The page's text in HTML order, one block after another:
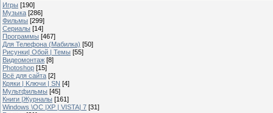
Игры [190]
Музыка [286]
Фильмы [299]
Сериалы [14]
Программы [467]
Для Телефона (Мабилка) [50]
Рисунки| Обой | Темы [55]
Видеомонтаж [8]
Photoshop [15]
Всё для сайта [2]
Кряки | Kлючи | SN [4]
Мультфильмы [45]
Книги |Журналы [161]
Windows \OC |XP | VISTA| 7 [31]